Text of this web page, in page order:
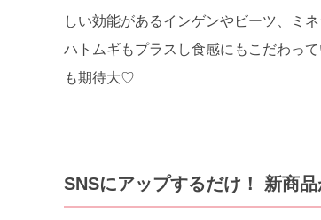
しい効能があるインゲンやビーツ、ミ
ハトムギもプラスし食感にもこだわっ
も期待大♡
SNSにアップするだけ！ 新商